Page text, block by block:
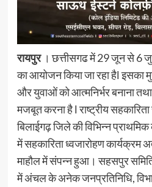
रायपुर। छत्तीसगढ में 29 जून से 6
का आयोजन किया जा रहा हैl इसका
और युवाओं को आत्मनिर्भर बनाना
मजबूत करना है l राष्ट्रीय
बिलाईगढ़ जिले की विभिन्न
में सहकारिता ध्वजारोहण कार्यक्रम
माहौल में संपन्न हुआ। सहसपुर
में अंचल के अनेक जनप्रतिनिधि,